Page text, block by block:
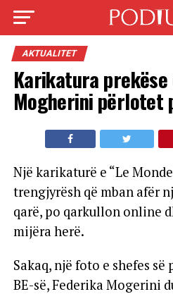
AKTUALITET
Karikatura prekëse
Mogherini përlotet
Një karikaturë e “Le
trengjyrësh që mban afër
qarë, po qarkullon online
mijëra herë.
Sakaq, një foto e shefes
BE-së, Federika Mogerini